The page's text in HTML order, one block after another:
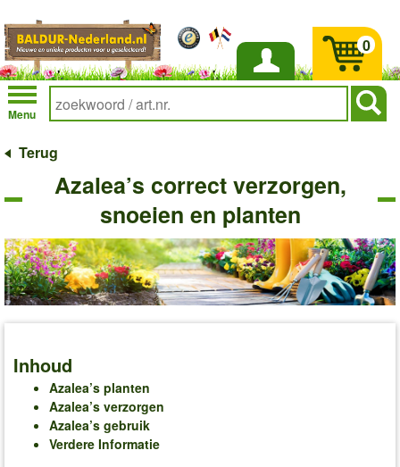
Inloggen
Menu
0
Terug
Azalea’s correct verzorgen,
snoeien en planten
Inhoud
Azalea’s planten
Azalea’s verzorgen
Azalea’s gebruik
Verdere Informatie